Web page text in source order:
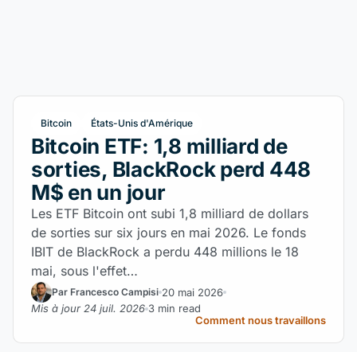
Bitcoin États-Unis d'Amérique
Bitcoin ETF: 1,8 milliard de
sorties, BlackRock perd 448
M$ en un jour
Les ETF Bitcoin ont subi 1,8 milliard de dollars
de sorties sur six jours en mai 2026. Le fonds
IBIT de BlackRock a perdu 448 millions le 18
mai, sous l'effet…
Par Francesco Campisi 20 mai 2026
Mis à jour 24 juil. 2026 3 min read
Comment nous travaillons